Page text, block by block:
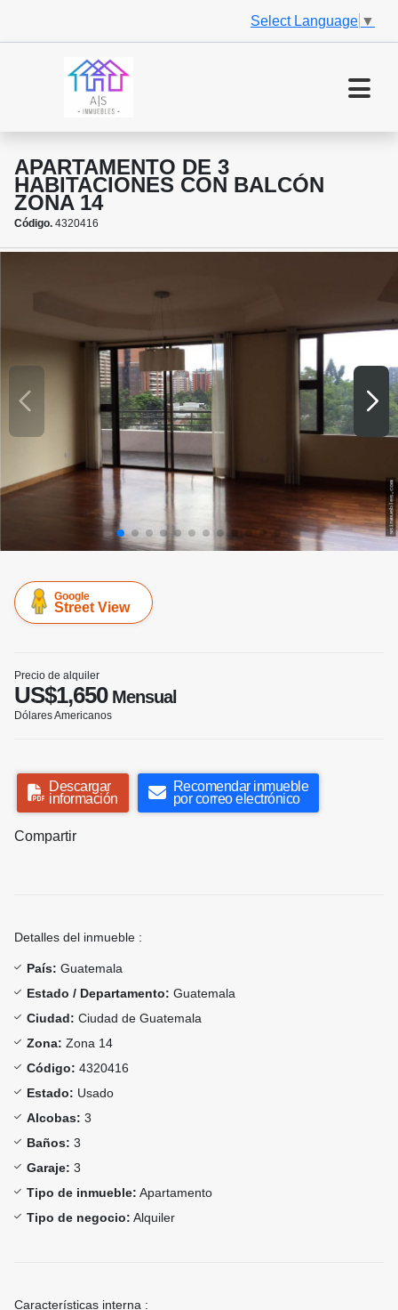
Select Language ▼
APARTAMENTO DE 3
HABITACIONES CON BALCÓN
ZONA 14
Código. 4320416
Google
Street View
Precio de alquiler
US$1,650Mensual
Dólares Americanos
Descargar
información
Recomendar inmueble
por correo electrónico
Compartir
Detalles del inmueble :
País: Guatemala
Estado / Departamento: Guatemala
Ciudad: Ciudad de Guatemala
Zona: Zona 14
Código: 4320416
Estado: Usado
Alcobas: 3
Baños: 3
Garaje: 3
Tipo de inmueble: Apartamento
Tipo de negocio: Alquiler
Características interna :